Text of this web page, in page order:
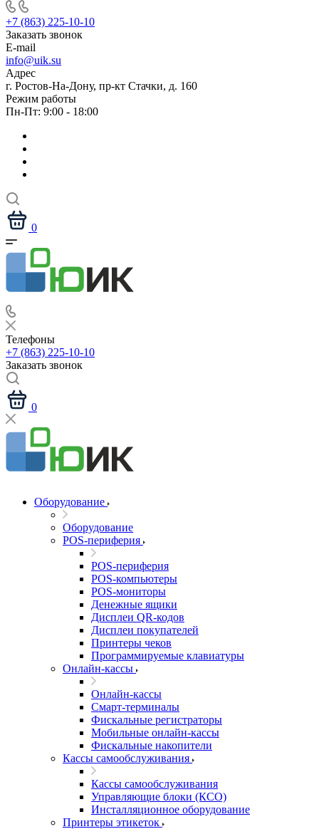
+7 (863) 225-10-10
Заказать звонок
E-mail
info@uik.su
Адрес
г. Ростов-На-Дону, пр-кт Стачки, д. 160
Режим работы
Пн-Пт: 9:00 - 18:00
0
Телефоны
+7 (863) 225-10-10
Заказать звонок
0
Оборудование
Оборудование
POS-периферия
POS-периферия
POS-компьютеры
POS-мониторы
Денежные ящики
Дисплеи QR-кодов
Дисплеи покупателей
Принтеры чеков
Программируемые клавиатуры
Онлайн-кассы
Онлайн-кассы
Смарт-терминалы
Фискальные регистраторы
Мобильные онлайн-кассы
Фискальные накопители
Кассы самообслуживания
Кассы самообслуживания
Управляющие блоки (КСО)
Инсталляционное оборудование
Принтеры этикеток